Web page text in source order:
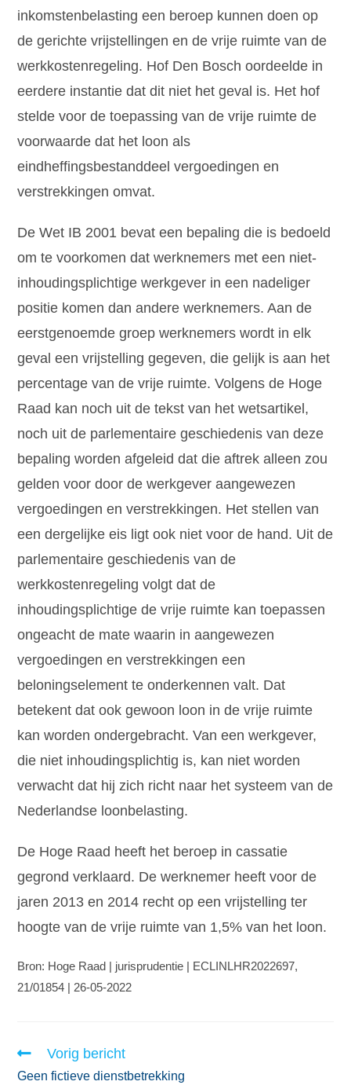
inkomstenbelasting een beroep kunnen doen op
de gerichte vrijstellingen en de vrije ruimte van de
werkkostenregeling. Hof Den Bosch oordeelde in
eerdere instantie dat dit niet het geval is. Het hof
stelde voor de toepassing van de vrije ruimte de
voorwaarde dat het loon als
eindheffingsbestanddeel vergoedingen en
verstrekkingen omvat.
De Wet IB 2001 bevat een bepaling die is bedoeld
om te voorkomen dat werknemers met een niet-
inhoudingsplichtige werkgever in een nadeliger
positie komen dan andere werknemers. Aan de
eerstgenoemde groep werknemers wordt in elk
geval een vrijstelling gegeven, die gelijk is aan het
percentage van de vrije ruimte. Volgens de Hoge
Raad kan noch uit de tekst van het wetsartikel,
noch uit de parlementaire geschiedenis van deze
bepaling worden afgeleid dat die aftrek alleen zou
gelden voor door de werkgever aangewezen
vergoedingen en verstrekkingen. Het stellen van
een dergelijke eis ligt ook niet voor de hand. Uit de
parlementaire geschiedenis van de
werkkostenregeling volgt dat de
inhoudingsplichtige de vrije ruimte kan toepassen
ongeacht de mate waarin in aangewezen
vergoedingen en verstrekkingen een
beloningselement te onderkennen valt. Dat
betekent dat ook gewoon loon in de vrije ruimte
kan worden ondergebracht. Van een werkgever,
die niet inhoudingsplichtig is, kan niet worden
verwacht dat hij zich richt naar het systeem van de
Nederlandse loonbelasting.
De Hoge Raad heeft het beroep in cassatie
gegrond verklaard. De werknemer heeft voor de
jaren 2013 en 2014 recht op een vrijstelling ter
hoogte van de vrije ruimte van 1,5% van het loon.
Bron: Hoge Raad | jurisprudentie | ECLINLHR2022697,
21/01854 | 26-05-2022
Vorig bericht
Geen fictieve dienstbetrekking